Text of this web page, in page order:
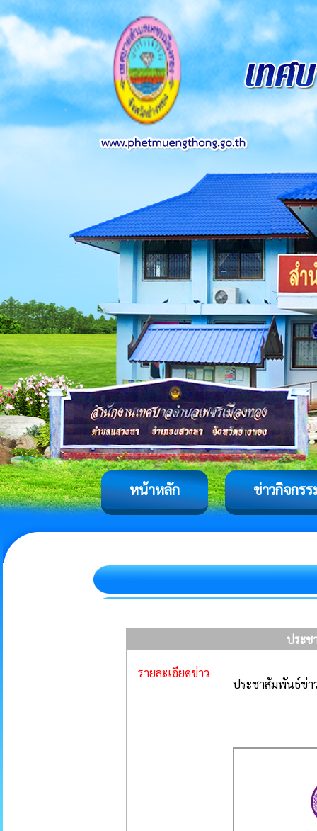
หน้าหลัก ข่าวกิจกรร
ประช
รายละเอียดข่าว
ประชาสัมพันธ์ข่า